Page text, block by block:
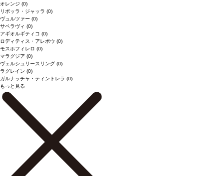
オレンジ (0)
リボッラ・ジャッラ (0)
ヴュルツァー (0)
サペラヴィ (0)
アギオルギティコ (0)
ロディティス・アレポウ (0)
モスホフィレロ (0)
マラグジア (0)
ヴェルシュリースリング (0)
ラグレイン (0)
ガルナッチャ・ティントレラ (0)
もっと見る